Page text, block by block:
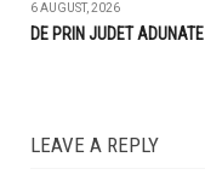
6 AUGUST, 2026
DE PRIN JUDET ADUNATE
LEAVE A REPLY